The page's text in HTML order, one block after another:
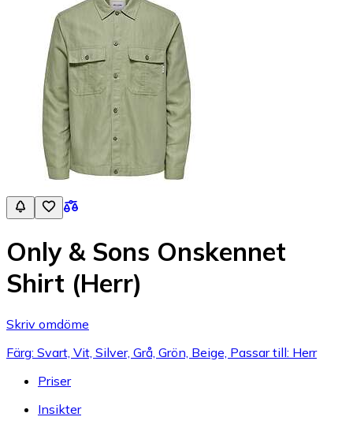
Only & Sons Onskennet
Shirt (Herr)
Skriv omdöme
Färg: Svart, Vit, Silver, Grå, Grön, Beige, Passar till: Herr
Priser
Insikter